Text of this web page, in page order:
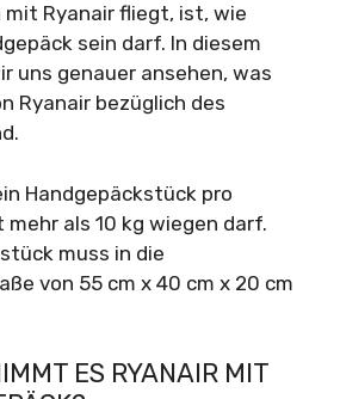
mit Ryanair fliegt, ist, wie
sein darf. In diesem
uns genauer ansehen, was
Ryanair bezüglich des
Handgepäckstück pro
mehr als 10 kg wiegen darf.
muss in die
von 55 cm x 40 cm x 20 cm
ES RYANAIR MIT